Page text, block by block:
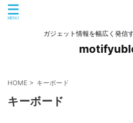
ガジェット情報を幅広く発信
HOME > キーボード
キーボード